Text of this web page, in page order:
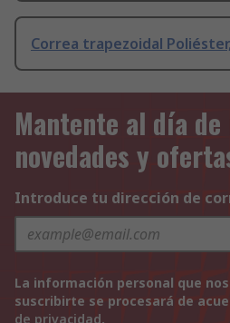
Correa trapezoidal
Mantente al día
novedades y
Introduce tu dirección de
La información personal que
suscribirte se procesará de
de privacidad.